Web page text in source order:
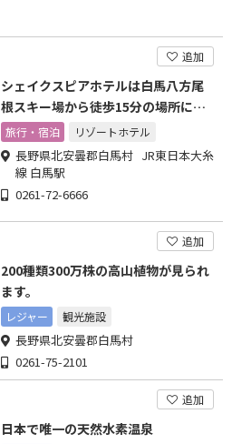
追加
シェイクスピアホテルは白馬八方尾
根スキー場から徒歩15分の場所に位
置し、山の景色を望むシンプルな洋
室、館内全域での無料Wi-Fiを提供し
ています。
旅行・宿泊 リゾートホテル
長野県北安曇郡白馬村 JR東日本大糸
線 白馬駅
0261-72-6666
追加
200種類300万株の高山植物が見られ
ます。
レジャー 観光施設
長野県北安曇郡白馬村
0261-75-2101
追加
日本で唯一の天然水素温泉